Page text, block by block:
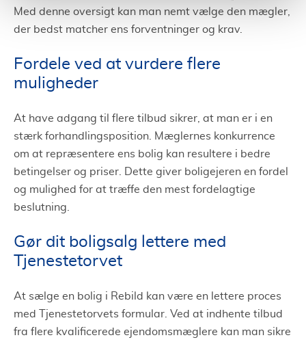
Med denne oversigt kan man nemt vælge den mægler,
der bedst matcher ens forventninger og krav.
Fordele ved at vurdere flere
muligheder
At have adgang til flere tilbud sikrer, at man er i en
stærk forhandlingsposition. Mæglernes konkurrence
om at repræsentere ens bolig kan resultere i bedre
betingelser og priser. Dette giver boligejeren en fordel
og mulighed for at træffe den mest fordelagtige
beslutning.
Gør dit boligsalg lettere med
Tjenestetorvet
At sælge en bolig i Rebild kan være en lettere proces
med Tjenestetorvets formular. Ved at indhente tilbud
fra flere kvalificerede ejendomsmæglere kan man sikre